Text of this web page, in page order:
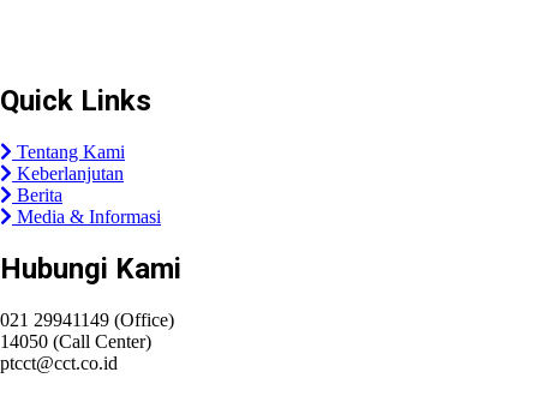
Quick Links
Tentang Kami
Keberlanjutan
Berita
Media & Informasi
Hubungi Kami
021 29941149 (Office)
14050 (Call Center)
ptcct@cct.co.id